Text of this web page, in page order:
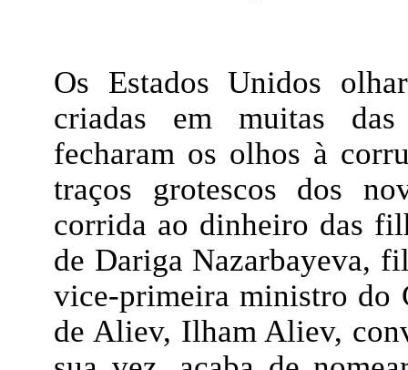
Os Estados Unidos
criadas em muitas das
fecharam os olhos à
traços grotescos dos
corrida ao dinheiro das
de Dariga Nazarbayeva,
vice-primeira ministro do
de Aliev, Ilham Aliev,